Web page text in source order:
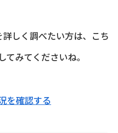
しく調べたい方は、こち
みてくださいね。
を確認する